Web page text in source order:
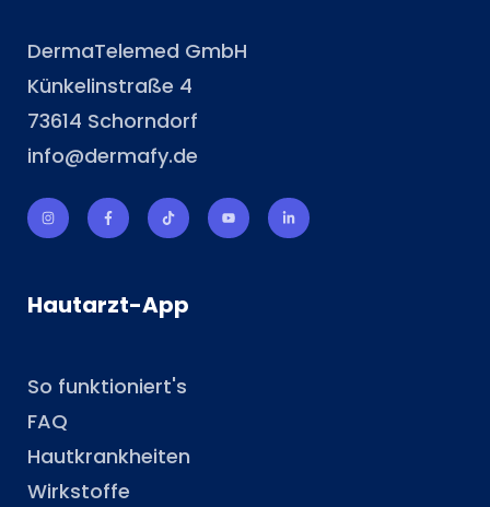
DermaTelemed GmbH
Künkelinstraße 4
73614 Schorndorf
info@dermafy.de
Hautarzt-App
So funktioniert's
FAQ
Hautkrankheiten
Wirkstoffe